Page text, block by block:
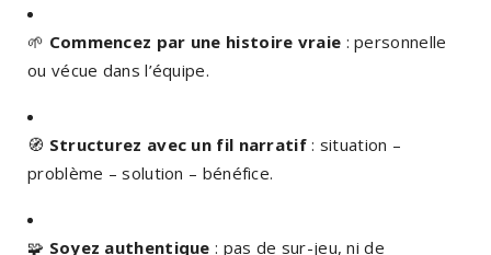
🌱 Commencez par une histoire vraie : personnelle
ou vécue dans l’équipe.
🧭 Structurez avec un fil narratif: situation –
problème – solution – bénéfice.
🧩 Soyez authentique : pas de sur-jeu, ni de